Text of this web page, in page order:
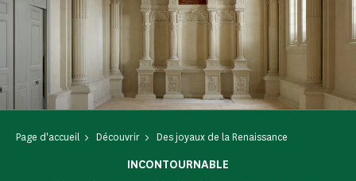
Page d'accueil Découvrir Des joyaux de la Renaissance
INCONTOURNABLE